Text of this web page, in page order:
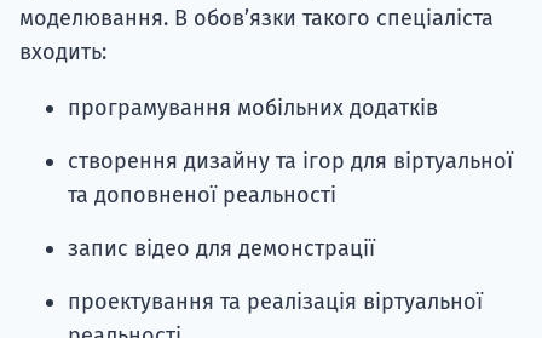
моделювання. В обов’язки такого спеціаліста
входить:
програмування мобільних додатків
створення дизайну та ігор для віртуальної
та доповненої реальності
запис відео для демонстрації
проектування та реалізація віртуальної